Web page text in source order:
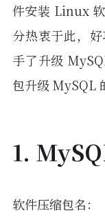
件安装 Linux
分热衷于此，
手了升级
包升级 MySQL
1.
软件压缩包名：